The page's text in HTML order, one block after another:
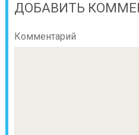
ДОБАВИТЬ
Комментарий